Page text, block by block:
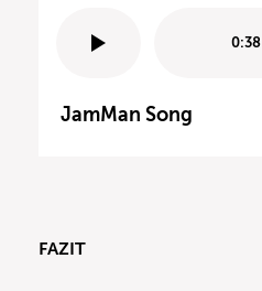
0:38
JamMan Song
FAZIT